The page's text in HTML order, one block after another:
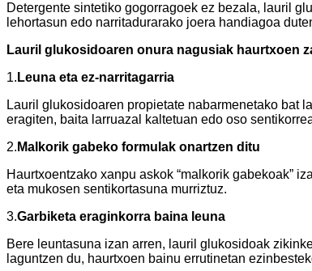
Detergente sintetiko gogorragoek ez bezala, lauril
lehortasun edo narritadurarako joera handiagoa
Lauril glukosidoaren onura nagusiak haurtxoen
1. Leuna eta ez-narritagarria
Lauril glukosidoaren propietate nabarmenetako bat
eragiten, baita larruazal kaltetuan edo oso
2. Malkorik gabeko formulak onartzen ditu
Haurtxoentzako xanpu askok “malkorik gabekoak”
eta mukosen sentikortasuna murriztuz.
3.Garbiketa eraginkorra baina leuna
Bere leuntasuna izan arren, lauril glukosidoak
laguntzen du, haurtxoen bainu errutinetan